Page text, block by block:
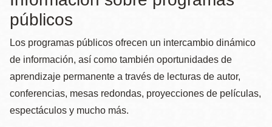
públicos
Los programas públicos ofrecen un intercambio dinámico
de información, así como también oportunidades de
aprendizaje permanente a través de lecturas de autor,
conferencias, mesas redondas, proyecciones de películas,
espectáculos y mucho más.